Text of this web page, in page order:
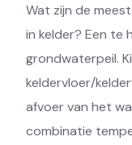
Wat zijn de
in kelder? Een te
grondwaterpeil.
keldervloer/
afvoer van het
combinatie